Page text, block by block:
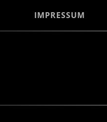
IMPRESSUM